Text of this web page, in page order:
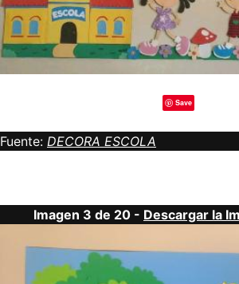
Save
Fuente: DECORA ESCOLA
Imagen 3 de 20 - Descargar la